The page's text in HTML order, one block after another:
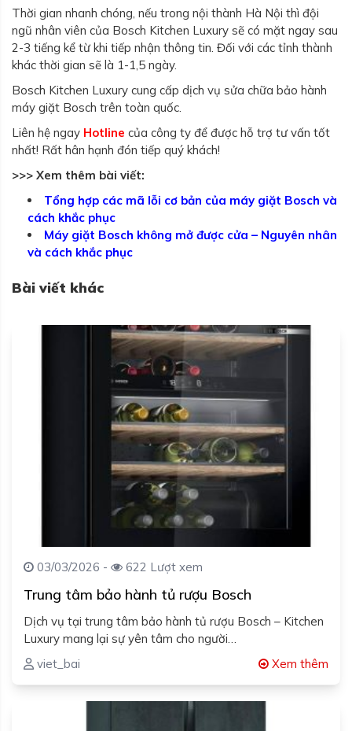
Thời gian nhanh chóng, nếu trong nội thành Hà Nội thì đội
ngũ nhân viên của Bosch Kitchen Luxury sẽ có mặt ngay sau
2-3 tiếng kể từ khi tiếp nhận thông tin. Đối với các tỉnh thành
khác thời gian sẽ là 1-1,5 ngày.
Bosch Kitchen Luxury cung cấp dịch vụ sửa chữa bảo hành
máy giặt Bosch trên toàn quốc.
Liên hệ ngay Hotline của công ty để được hỗ trợ tư vấn tốt
nhất! Rất hân hạnh đón tiếp quý khách!
>>> Xem thêm bài viết:
Tổng hợp các mã lỗi cơ bản của máy giặt Bosch và
cách khắc phục
Máy giặt Bosch không mở được cửa – Nguyên nhân
và cách khắc phục
Bài viết khác
03/03/2026 - 622 Lượt xem
Trung tâm bảo hành tủ rượu Bosch
Dịch vụ tại trung tâm bảo hành tủ rượu Bosch – Kitchen
Luxury mang lại sự yên tâm cho người…
viet_bai
Xem thêm